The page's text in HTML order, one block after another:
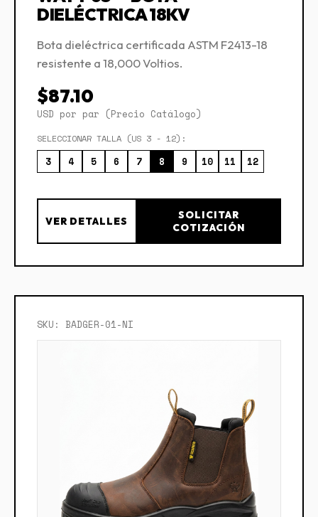
DIELÉCTRICA 18KV
Bota dieléctrica certificada ASTM F2413-18
resistente a 18,000 Voltios.
$87.10
USD por par (Precio Catálogo)
SELECCIONAR TALLA (US 3 - 12):
3 4 5 6 7 8 9 10 11 12
VER DETALLES
SOLICITAR
COTIZACIÓN
SKU: BADGER-01-NI